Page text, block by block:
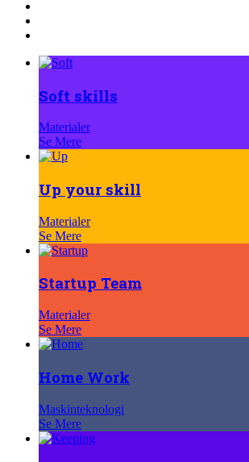
Soft skills
Materialer
Se Mere
Up your skill
Materialer
Se Mere
Startup Team
Materialer
Se Mere
Home Work
Maskinteknologi
Se Mere